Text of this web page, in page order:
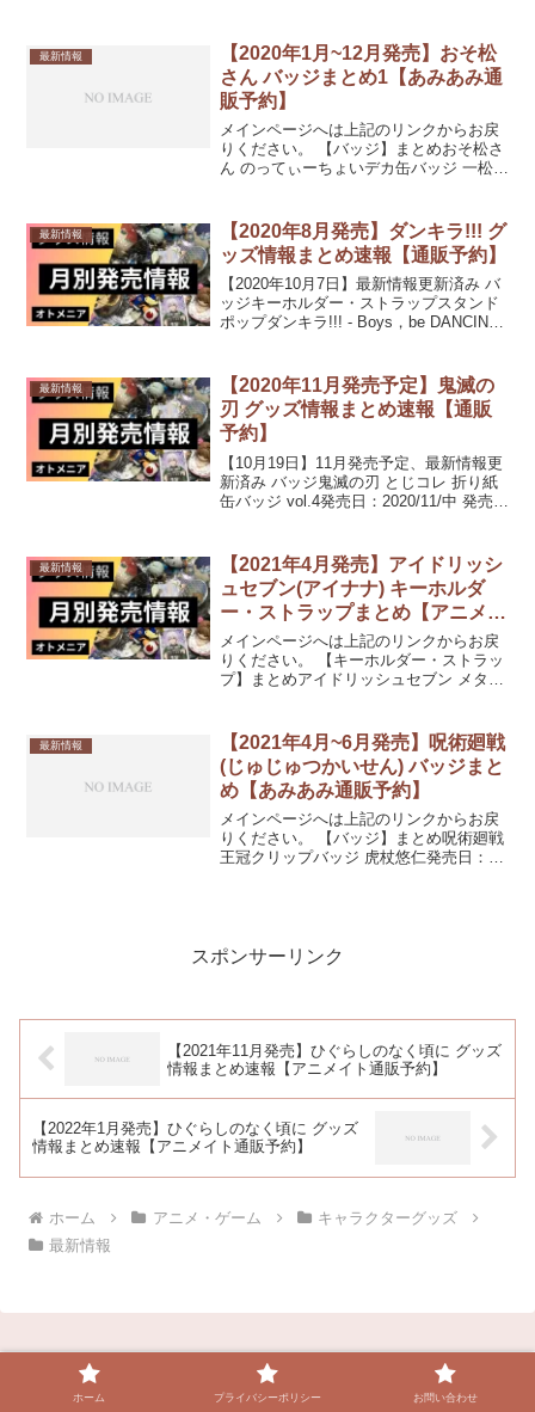
ション(衣類・タオル類)ファッション(ア
クセサリー・コ...
最新情報
【2020年1月~12月発売】おそ松
さん バッジまとめ1【あみあみ通
販予約】
メインページへは上記のリンクからお戻
りください。 【バッジ】まとめおそ松さ
ん のってぃーちょいデカ缶バッジ 一松発
ジ 十四松発売日：2020/12...
最新情報
【2020年8月発売】ダンキラ!!! グ
ッズ情報まとめ速報【通販予約】
【2020年10月7日】最新情報更新済み バ
ッジキーホルダー・ストラップスタンド
ポップダンキラ!!! - Boys，be DANCING!
- B...
最新情報
【2020年11月発売予定】鬼滅の
刃 グッズ情報まとめ速報【通販
予約】
【10月19日】11月発売予定、最新情報更
新済み バッジ鬼滅の刃 とじコレ 折り紙
缶バッジ vol.4発売日：2020/11/中 発売予
ストラップ鬼滅...
最新情報
【2021年4月発売】アイドリッシ
ュセブン(アイナナ) キーホルダ
ー・ストラップまとめ【アニメイ
ト通販予約】
メインページへは上記のリンクからお戻
りください。 【キーホルダー・ストラッ
プ】まとめアイドリッシュセブン メタル
2021/04/09 発売770円(税込)アイドリッ
シ...
最新情報
【2021年4月~6月発売】呪術廻戦
(じゅじゅつかいせん) バッジまと
め【あみあみ通販予約】
メインページへは上記のリンクからお戻
りください。 【バッジ】まとめ呪術廻戦
王冠クリップバッジ 虎杖悠仁発売日：
スポンサーリンク
【2021年11月発売】ひぐらしのなく頃に グッズ
情報まとめ速報【アニメイト通販予約】
【2022年1月発売】ひぐらしのなく頃に グッズ
情報まとめ速報【アニメイト通販予約】
ホーム アニメ・ゲーム
キャラクターグッズ
最新情報
ホーム プライバシーポリシー お問い合わせ